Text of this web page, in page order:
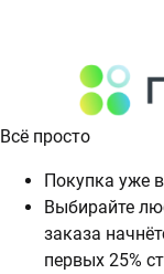
Всё просто
Покупка уже
Выбирайте
заказа
первых 25%